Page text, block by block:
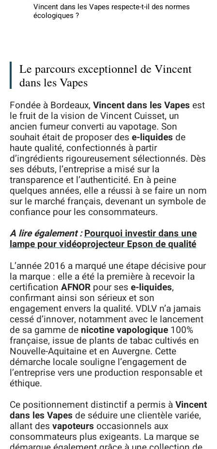
Vincent dans les Vapes respecte-t-il des normes
écologiques ?
Le parcours exceptionnel de Vincent
dans les Vapes
Fondée à Bordeaux, Vincent dans les Vapes est
le fruit de la vision de Vincent Cuisset, un
ancien fumeur converti au vapotage. Son
souhait était de proposer des e-liquides de
haute qualité, confectionnés à partir
d’ingrédients rigoureusement sélectionnés. Dès
ses débuts, l’entreprise a misé sur la
transparence et l’authenticité. En à peine
quelques années, elle a réussi à se faire un nom
sur le marché français, devenant un symbole de
confiance pour les consommateurs.
A lire également :Pourquoi investir dans une
lampe pour vidéoprojecteur Epson de qualité
L’année 2016 a marqué une étape décisive pour
la marque : elle a été la première à recevoir la
certification AFNOR pour ses e-liquides,
confirmant ainsi son sérieux et son
engagement envers la qualité. VDLV n’a jamais
cessé d’innover, notamment avec le lancement
de sa gamme de nicotine vapologique 100%
française, issue de plants de tabac cultivés en
Nouvelle-Aquitaine et en Auvergne. Cette
démarche locale souligne l’engagement de
l’entreprise vers une production responsable et
éthique.
Ce positionnement distinctif a permis àVincent
dans les Vapes de séduire une clientèle variée,
allant des vapoteurs occasionnels aux
consommateurs plus exigeants. La marque se